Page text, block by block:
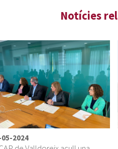
2024